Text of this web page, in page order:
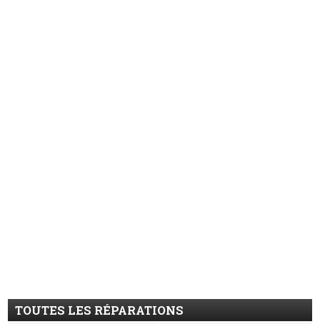
TOUTES LES RÉPARATIONS